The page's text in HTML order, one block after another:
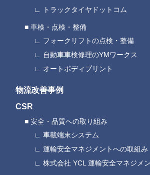
トラックタイヤドットコム
車検・点検・整備
フォークリフトの点検・整備
自動車車検修理のYMワークス
オートボディプリント
物流改善事例
CSR
安全・品質への取り組み
車載端末システム
運輸安全マネジメントへの取組み
株式会社 YCL 運輸安全マネジメ